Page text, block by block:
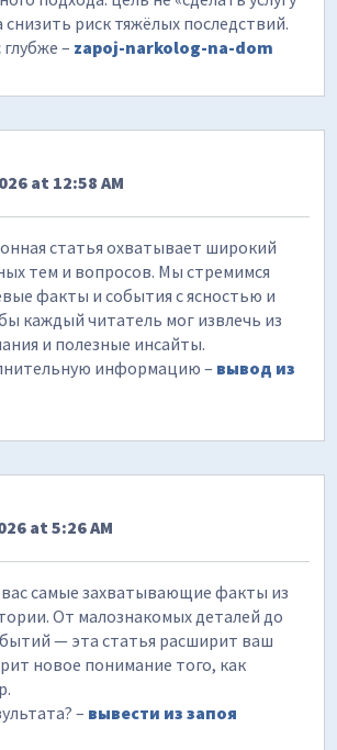
риск тяжёлых последствий.
– zapoj-narkolog-na-dom
at 12:58 AM
статья охватывает широкий
тем и вопросов. Мы стремимся
факты и события с ясностью и
каждый читатель мог извлечь из
и полезные инсайты.
информацию – вывод из
at 5:26 AM
самые захватывающие факты из
От малознакомых деталей до
— эта статья расширит ваш
новое понимание того, как
– вывести из запоя